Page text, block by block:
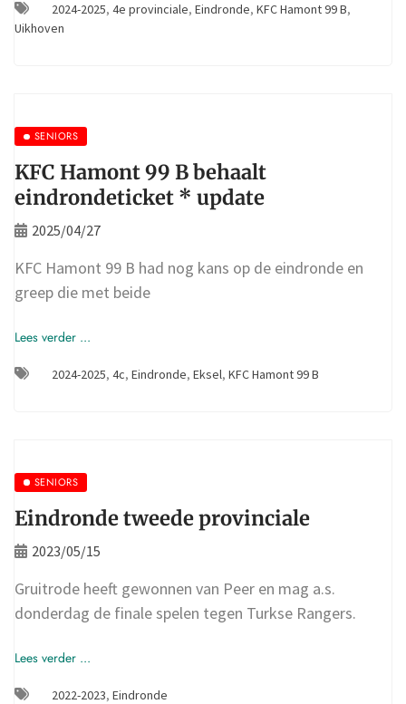
2024-2025, 4e provinciale, Eindronde, KFC Hamont 99 B,
Uikhoven
SENIORS
KFC Hamont 99 B behaalt
eindrondeticket * update
2025/04/27
KFC Hamont 99 B had nog kans op de eindronde en
greep die met beide
Lees verder ...
2024-2025, 4c, Eindronde, Eksel, KFC Hamont 99 B
SENIORS
Eindronde tweede provinciale
2023/05/15
Gruitrode heeft gewonnen van Peer en mag a.s.
donderdag de finale spelen tegen Turkse Rangers.
Lees verder ...
2022-2023, Eindronde